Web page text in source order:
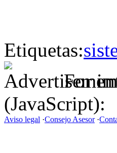
Etiquetas:
For
(JavaScript):
Aviso legal ·Consejo Asesor·